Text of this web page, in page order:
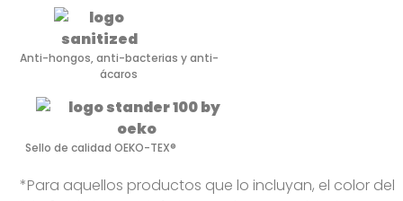
Anti-hongos, anti-bacterias y anti-
ácaros
Sello de calidad OEKO-TEX®
*Para aquellos productos que lo incluyan, el color del